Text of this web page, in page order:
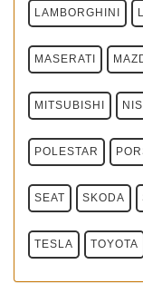
LAMBORGHINI
MASERATI
MITSUBISHI
POLESTAR
SEAT SKODA
TESLA TOYOTA